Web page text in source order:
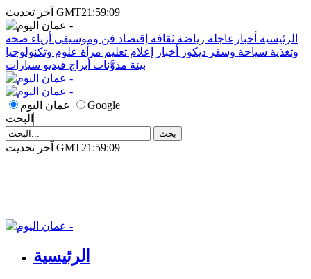
آخر تحديث GMT21:59:09
الرئيسية أخبارعاجلة رياضة ثقافة إقتصاد فن وموسيقى أزياء صحة
وتغذية سياحة وسفر ديكور أخبار إعلام تعليم مرأة علوم وتكنولوجيا
بيئة مدوَّنات أبراج فيديو سيارات
عمان اليوم
Google
البحث
آخر تحديث GMT21:59:09
الرئيسية